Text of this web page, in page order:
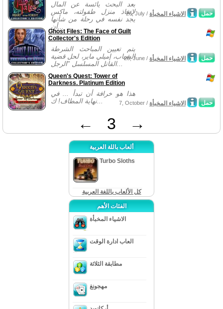
بعد البحث يائسة عن المال
لإنقاذ منزل طفولته، ماكس
يجد نفسه في رحلة من شأنها
أن...
حمل 26, July / الاشياء المخبأة
Ghost Files: The Face of Guilt
Collector's Edition
يتم تعيين المباحث الشرطة
الشباب، إميلي ماير، لحل قضية
القاتل المسلسل "الرجل...
حمل 28, June / الاشياء المخبأة
Queen's Quest: Tower of
Darkness. Platinum Edition
هذا هو خرافة أن تبدأ ... في
نهاية المطاف! ك...
حمل 7, October / الاشياء المخبأة
← 3 →
ألعاب باللة العربية
Turbo Sloths
كل الألعاب باللغة العربية
الفئات الأهم
الاشياء المخبأة
العاب ادارة الوقت
مطابقة الثلاثة
مهجونغ